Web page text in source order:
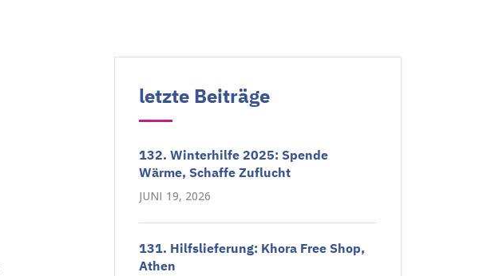
letzte Beiträge
132. Winterhilfe 2025: Spende
Wärme, Schaffe Zuflucht
JUNI 19, 2026
131. Hilfslieferung: Khora Free Shop,
Athen